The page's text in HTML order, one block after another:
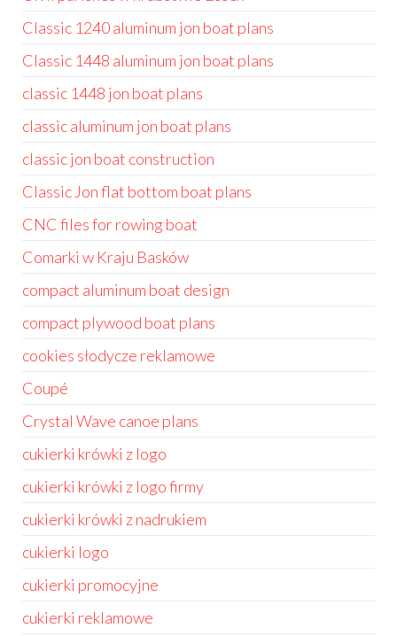
Classic 1240 aluminum jon boat plans
Classic 1448 aluminum jon boat plans
classic 1448 jon boat plans
classic aluminum jon boat plans
classic jon boat construction
Classic Jon flat bottom boat plans
CNC files for rowing boat
Comarki w Kraju Basków
compact aluminum boat design
compact plywood boat plans
cookies słodycze reklamowe
Coupé
Crystal Wave canoe plans
cukierki krówki z logo
cukierki krówki z logo firmy
cukierki krówki z nadrukiem
cukierki logo
cukierki promocyjne
cukierki reklamowe